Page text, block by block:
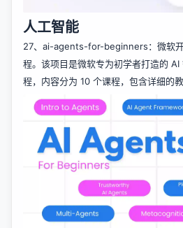
人工智能
27、 ai-agents-for-beginners：微软
程。该项目是微软专为初学者打造的
程，内容分为 10 个课程，包含详细的